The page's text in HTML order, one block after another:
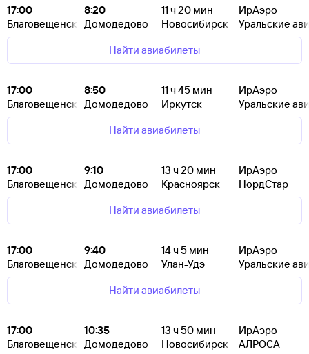
17:00
Благовещенск
8:20
Домодедово
11ч 20 мин
Новосибирск
ИрАэро
Уральские
Найти авиабилеты
17:00
Благовещенск
8:50
Домодедово
11ч 45 мин
Иркутск
ИрАэро
Уральские
Найти авиабилеты
17:00
Благовещенск
9:10
Домодедово
13 ч 20 мин
Красноярск
ИрАэро
НордСтар
Найти авиабилеты
17:00
Благовещенск
9:40
Домодедово
14ч 5 мин
Улан-Удэ
ИрАэро
Уральские
Найти авиабилеты
17:00
Благовещенск
10:35
Домодедово
13 ч 50 мин
Новосибирск
ИрАэро
АЛРОСА